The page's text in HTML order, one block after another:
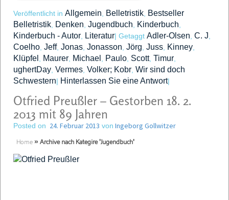
Veröffentlicht in Allgemein Belletristik Bestseller
Belletristik Denken Jugendbuch Kinderbuch
Kinderbuch - Autor Literatur| Getaggt Adler-Olsen C. J
Coelho Jeff, Jonas Jonasson Jörg Juss Kinney
Klüpfel Maurer Michael Paulo Scott, Timur
ughertDay Vermes Volker; Kobr Wir sind doch
Schwestern| Hinterlassen Sie eine Antwort|
Otfried Preußler – Gestorben 18. 2.
2013 mit 89 Jahren
Posted on 24. Februar 2013 von Ingeborg Gollwitzer
Home » Archive nach Kategire 'Jugendbuch'